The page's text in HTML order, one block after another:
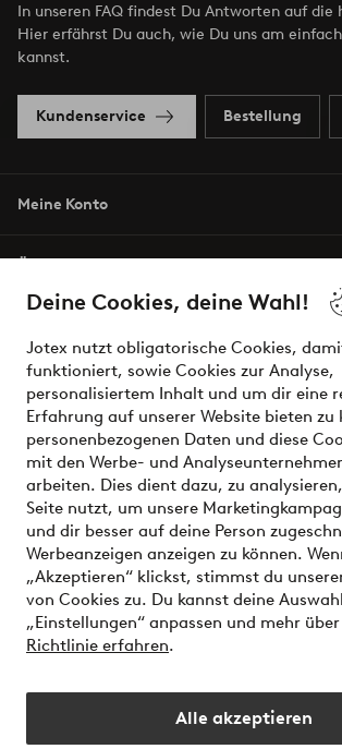
Deine Cookies, deine Wahl!
Jotex nutzt obligatorische Cookies,
funktioniert, sowie Cookies zur Analyse,
personalisiertem Inhalt und um dir eine
Erfahrung auf unserer Website bieten zu
personenbezogenen Daten und diese
mit den Werbe- und
arbeiten. Dies dient dazu, zu
Seite nutzt, um unsere
und dir besser auf deine Person
Werbeanzeigen anzeigen zu können.
„Akzeptieren“ klickst, stimmst du
von Cookies zu. Du kannst deine
„Einstellungen“ anpassen und mehr
Richtlinie erfahren.
Alle akzeptieren
In unseren FAQ findest Du Antworten auf die
Hier erfährst Du auch, wie Du uns am
kannst.
Kundenservice Bestellung
Meine Konto
Bedingungen
Sichere Zahlungen - Jetzt bezahlen
Möchtest du mehr über
Zahlungsmöglichkeiten